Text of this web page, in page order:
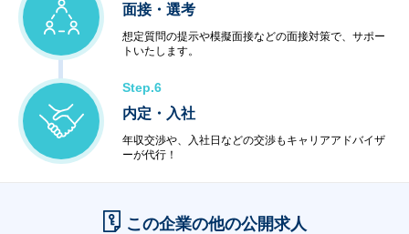
面接・選考
想定質問の提示や模擬面接などの面接対策で、サポー
トいたします。
Step.6
内定・入社
年収交渉や、入社日などの交渉もキャリアアドバイザ
ーが代行！
この企業の他の公開求人